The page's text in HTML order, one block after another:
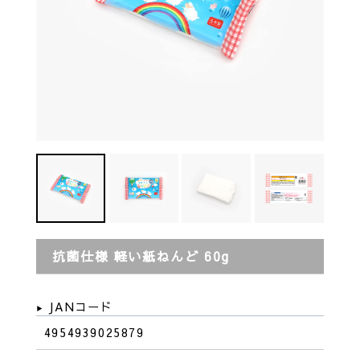
抗菌仕様 軽い紙ねんど 60g
JANコード
4954939025879